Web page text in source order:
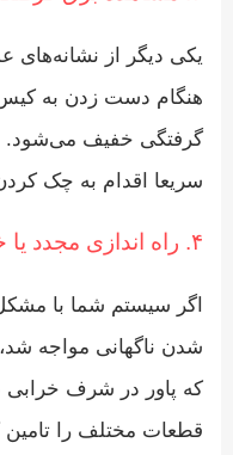
یکی دیگر از نشانه‌های
هنگام دست زدن به
گرفتگی خفیف می‌شود.
سریعا اقدام به چک
۴. راه اندازی مجدد یا خاموش شدن ناگهانی سیستم
اگر سیستم شما با
شدن ناگهانی مواجه
که پاور در شرف خرابی
قطعات مختلف را